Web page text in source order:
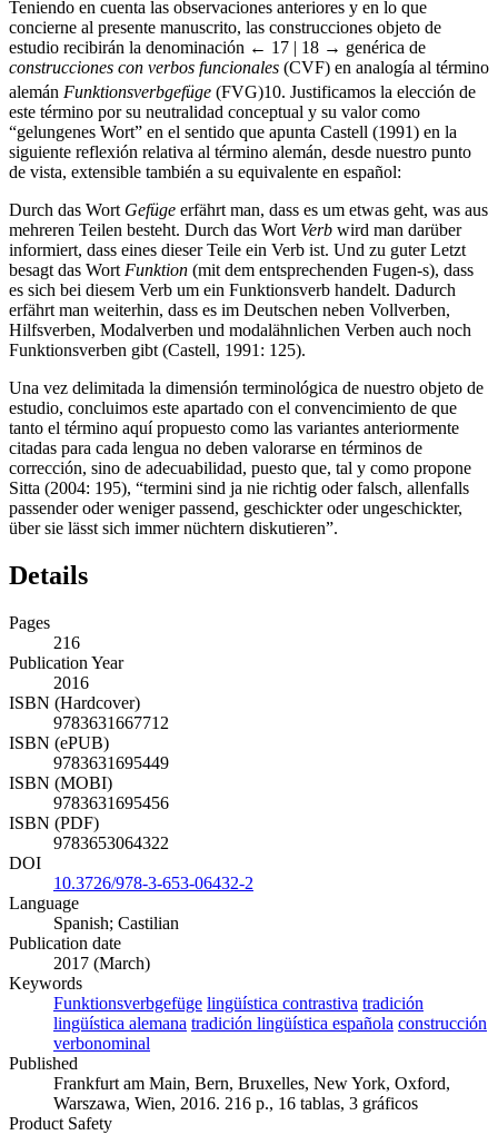
concierne al presente manuscrito, las construcciones objeto de
estudio recibirán la denominación← 17 | 18 →genérica de
construcciones con verbos funcionales (CVF) en analogía al término
alemánFunktionsverbgefüge(FVG)10 . Justificamos la elección de
este término por su neutralidad conceptual y su valor como
“gelungenes Wort” en el sentido que apunta Castell (1991) en la
siguiente reflexión relativa al término alemán, desde nuestro punto
de vista, extensible también a su equivalente en español:
mehreren Teilen besteht. Durch das Wort Verbwird man darüber
informiert, dass eines dieser Teile ein Verb ist. Und zu guter Letzt
besagt das WortFunktion(mit dem entsprechenden Fugen-s), dass
es sich bei diesem Verb um ein Funktionsverb handelt. Dadurch
erfährt man weiterhin, dass es im Deutschen neben Vollverben,
Hilfsverben, Modalverben und modalähnlichen Verben auch noch
Funktionsverben gibt (Castell, 1991: 125).
estudio, concluimos este apartado con el convencimiento de que
tanto el término aquí propuesto como las variantes anteriormente
citadas para cada lengua no deben valorarse en términos de
corrección, sino de adecuabilidad, puesto que, tal y como propone
Sitta (2004: 195), “termini sind ja nie richtig oder falsch, allenfalls
passender oder weniger passend, geschickter oder ungeschickter,
über sie lässt sich immer nüchtern diskutieren”.
Publication Year
2016
ISBN (Hardcover)
9783631667712
ISBN (ePUB)
9783631695449
ISBN (MOBI)
9783631695456
ISBN (PDF)
9783653064322
Language
Spanish; Castilian
Publication date
2017 (March)
Keywords
Funktionsverbgefüge
lingüística alemana tradición lingüística española construcción
verbonominal
Published
Frankfurt am Main, Bern, Bruxelles, New York, Oxford,
Warszawa, Wien, 2016. 216 p., 16 tablas, 3 gráficos
Product Safety
Peter Lang Group AG